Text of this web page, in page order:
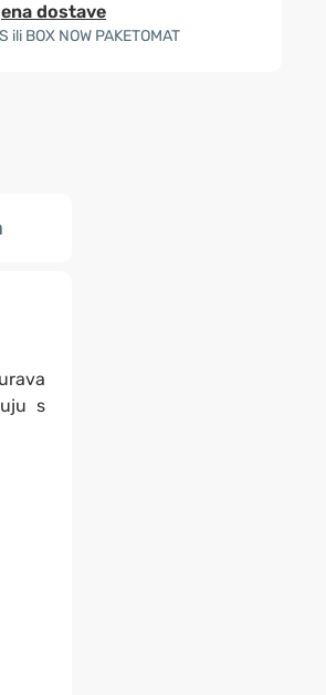
dostave
ili BOX NOW PAKETOMAT
s